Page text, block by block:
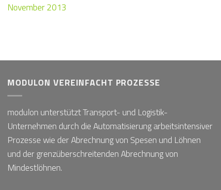
November 2013
MODULON VEREINFACHT PROZESSE
modulon unterstützt Transport- und Logistik-
Unternehmen durch die Automatisierung arbeitsintensiver
Prozesse wie der Abrechnung von Spesen und Löhnen
und der grenzüberschreitenden Abrechnung von
Mindestlöhnen.